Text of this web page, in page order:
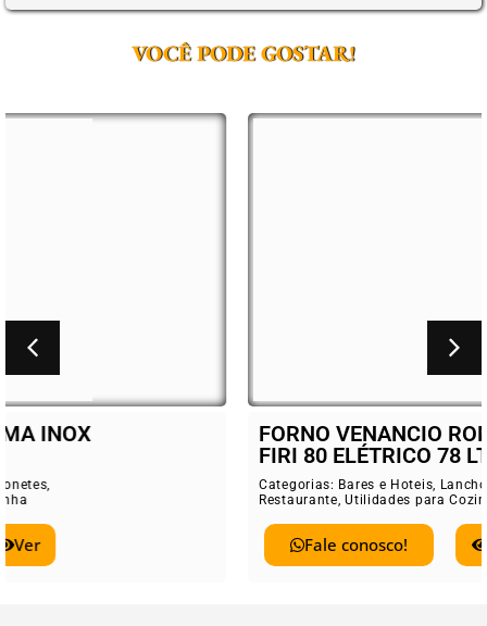
VOCÊ PODE GOSTAR!
FORNO VENANCIO ROMA INOX
FIRI 80 ELÉTRICO 78 LT
Lanchonetes,
Utilidades para Cozinha
Ver